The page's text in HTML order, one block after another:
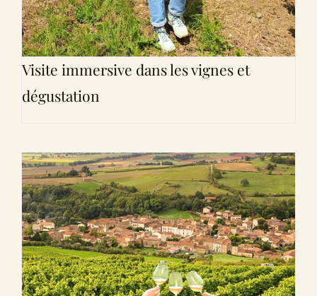
Visite immersive dans les vignes et
dégustation